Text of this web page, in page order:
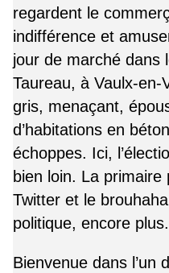
regardent le
indifférence et
jour de marché dans
Taureau, à Vaulx-en-
gris, menaçant,
d’habitations en
échoppes. Ici,
bien loin. La
Twitter et le
politique, encore plus.
Bienvenue dans l’un